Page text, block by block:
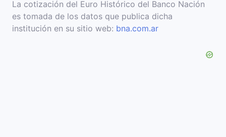
La cotización del Euro Histórico del Banco Nación
es tomada de los datos que publica dicha
institución en su sitio web: bna.com.ar